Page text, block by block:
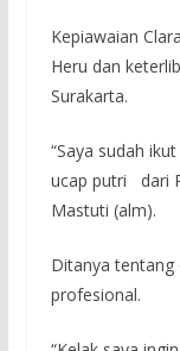
Kepiawaian
Heru dan
Surakarta.
“Saya sudah
ucap putri dari
Mastuti (alm).
Ditanya tentang
profesional.